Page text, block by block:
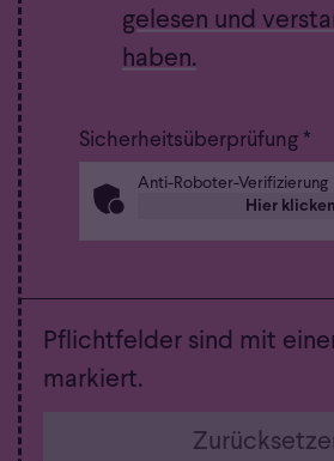
gelesen und
haben.
Sicherheitsüberprüfung *
Anti-Roboter-Verifizierung
Hier klicken
Pflichtfelder sind mit
markiert.